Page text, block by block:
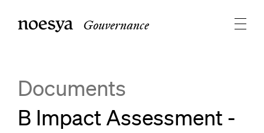
Gouvernance
Documents
B Impact Assessment -